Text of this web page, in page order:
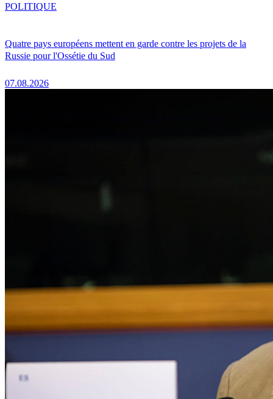
Quatre pays européens mettent en garde contre les projets de la
Russie pour l'Ossétie du Sud
07.08.2026
POLITIQUE